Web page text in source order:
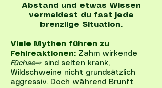
Abstand und etwas Wissen
vermeidest du fast jede
brenzlige Situation.
Viele Mythen führen zu
Fehlreaktionen: Zahm wirkende
Füchse⇨ sind selten krank,
Wildschweine nicht grundsätzlich
aggressiv. Doch während Brunft